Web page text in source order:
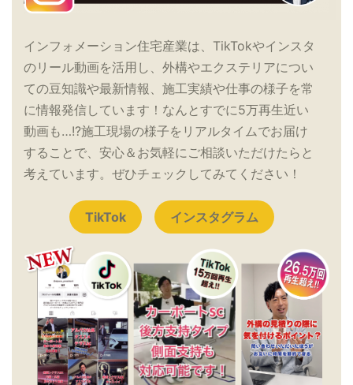
インフォメーション住宅産業は、TikTokやインスタ
のリール動画を活用し、外構やエクステリアについ
ての豆知識や最新情報、施工実績や仕事の様子を常
に情報発信しています！なんとすでに5万再生近い
動画も…!?施工現場の様子をリアルタイムでお届け
することで、安心＆お気軽にご相談いただけたらと
考えています。ぜひチェックしてみてください！
TikTok インスタグラム